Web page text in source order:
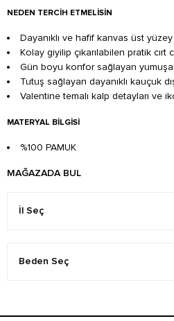
NEDEN TERCIH ETMELISIN
Dayanıklı ve hafif kanvas üst yüzey
Kolay giyilip çıkarılabilen pratik cırt
Gün boyu konfor sağlayan
Tutuş sağlayan dayanıklı kauçuk
Valentine temalı kalp detayları ve
MATERYAL BILGISI
%100 PAMUK
MAĞAZADA BUL